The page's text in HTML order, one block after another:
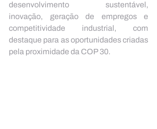
desenvolvimento sustentável,
inovação, geração de empregos e
competitividade industrial, com
destaque para as oportunidades criadas
pela proximidade da COP 30.